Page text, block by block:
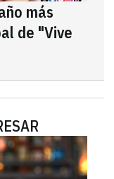
más
de "Vive